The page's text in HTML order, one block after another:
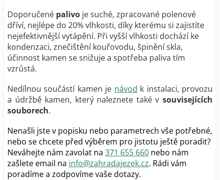
Doporučené palivo je suché, zpracované polenové
dříví, nejlépe do 20% vlhkosti, díky kterému si zajistíte
nejefektivnější vytápění. Při vyšší vlhkosti dochází ke
kondenzaci, znečištění kouřovodu, špinění skla,
účinnost kamen se snižuje a spotřeba paliva tím
vzrůstá.
Nedílnou součástí kamen je návod k instalaci, provozu
a údržbě kamen, který naleznete také v souvisejících
souborech.
Nenašli jste v popisku nebo parametrech vše potřebné,
nebo se chcete před výběrem pro jistotu ještě poradit?
Neváhejte nám zavolat na 371 655 660 nebo nám
zašlete email na info@zahradajezek.cz. Rádi vám
poradíme a zodpovíme vaše dotazy.